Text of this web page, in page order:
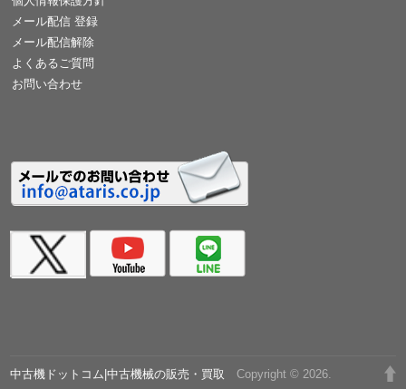
メール配信 登録
メール配信解除
よくあるご質問
お問い合わせ
中古機ドットコム|中古機械の販売・買取 Copyright © 2026.